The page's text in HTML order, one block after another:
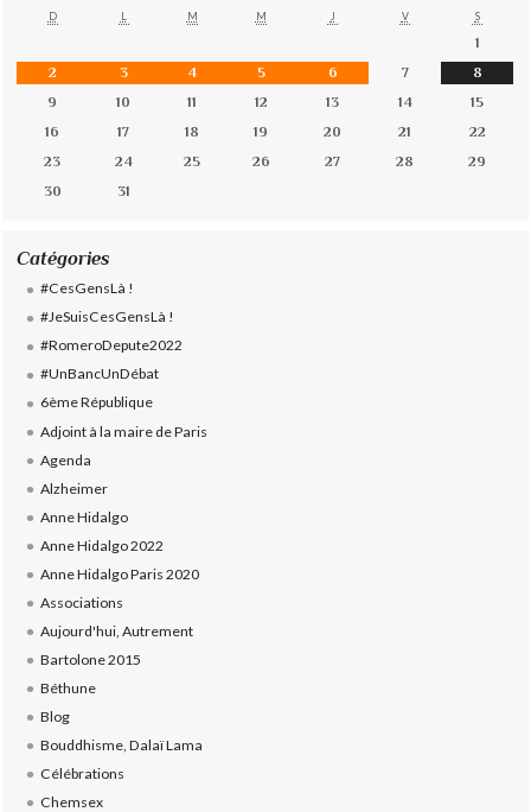
D L M M J V S
1
2
3 4 5 6 7
8
9
10 11 12 13 14
15
16
17 18 19 20 21
22
23
24 25 26 27 28
29
30
31
Catégories
#CesGensLà !
#JeSuisCesGensLà !
#RomeroDepute2022
#UnBancUnDébat
6ème République
Adjoint à la maire de Paris
Agenda
Alzheimer
Anne Hidalgo
Anne Hidalgo 2022
Anne Hidalgo Paris 2020
Associations
Aujourd'hui, Autrement
Bartolone 2015
Béthune
Blog
Bouddhisme, Dalaï Lama
Célébrations
Chemsex